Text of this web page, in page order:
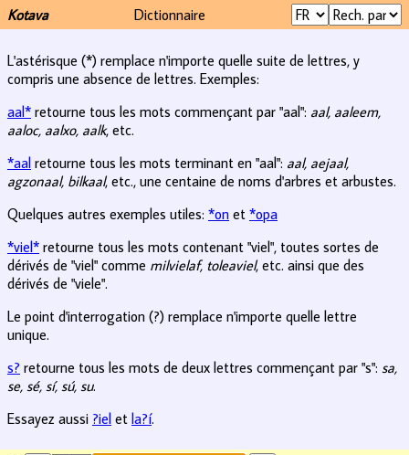
Kotava Dictionnaire
L'astérisque (*) remplace n'importe quelle suite de lettres, y
compris une absence de lettres. Exemples:
aal* retourne tous les mots commençant par "aal": aal, aaleem,
aaloc, aalxo, aalk, etc.
*aal retourne tous les mots terminant en "aal": aal, aejaal,
agzonaal, bilkaal, etc., une centaine de noms d'arbres et arbustes.
Quelques autres exemples utiles: *on et *opa
*viel* retourne tous les mots contenant "viel", toutes sortes de
dérivés de "viel" comme milvielaf, toleaviel, etc. ainsi que des
dérivés de "viele".
Le point d'interrogation (?) remplace n'importe quelle lettre
unique.
s? retourne tous les mots de deux lettres commençant par "s": sa,
se, sé, sí, sú, su.
Essayez aussi ?iel et la?í.